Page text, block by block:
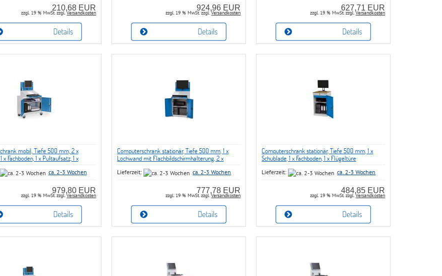
210,68 EUR
zzgl. 19 % MwSt. zzgl.Versandkosten
924,96 EUR
zzgl. 19 % MwSt. zzgl.Versandkosten
627,71 EUR
zzgl. 19 % MwSt. zzgl.Versandkosten
mobil, Tiefe 500 mm, 2 x
x Fachboden, 1 x Pultaufsatz, 1 x
1 x Lochwand mit
ca. 2-3 Wochen
979,80 EUR
zzgl. 19 % MwSt. zzgl.Versandkosten
Computerschrank stationär, Tiefe 500 mm, 1 x
Lochwand mit Flachbildschirmhalterung, 2 x
Flügeltüre, 1 x Pultaufsatz
Lieferzeit: ca. 2-3 Wochen
777,78 EUR
zzgl. 19 % MwSt. zzgl.Versandkosten
Computerschrank stationär, Tiefe 500 mm, 1 x
Schublade, 1 x Fachboden, 1 x Flügeltüre
Lieferzeit: ca. 2-3 Wochen
484,85 EUR
zzgl. 19 % MwSt. zzgl.Versandkosten